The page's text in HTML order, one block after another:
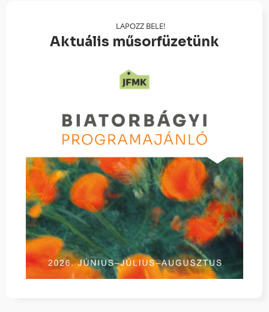
LAPOZZ BELE!
Aktuális műsorfüzetünk